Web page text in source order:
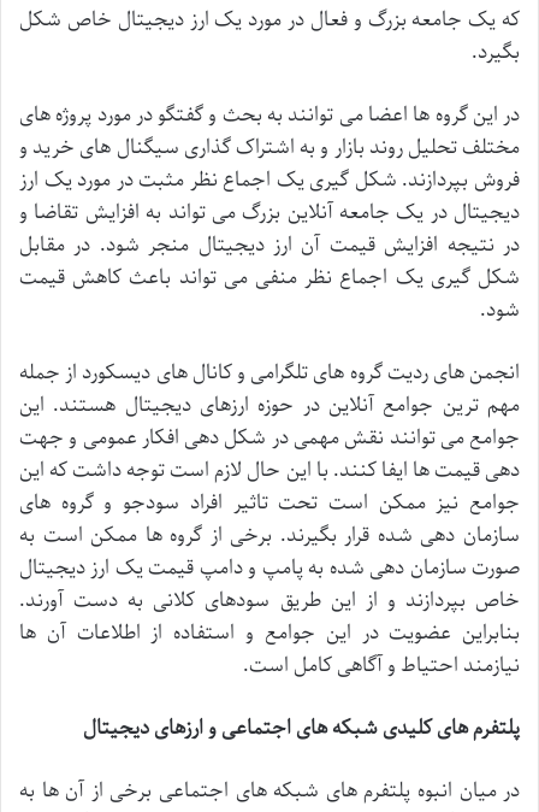
که یک جامعه بزرگ و فعال در مورد یکارز دیجیتال خاص شکل
بگیرد.
در این گروه ها اعضامی توانند به بحث وگفتگودر مورد پروژههای
مختلفتحلیلروند بازار و به اشتراکگذاری سیگنال های خرید و
فروش بپردازند. شکل گیرییک اجماع نظر مثبتدر مورد یک ارز
دیجیتال در یک جامعه آنلاین بزرگمی تواند به افزایش تقاضا و
در نتیجه افزایش قیمت آن ارز دیجیتال منجر شود. در مقابل
شکل گیری یک اجماع نظر منفی می تواند باعث کاهش قیمت
شود.
انجمنهایردیتگروه هایتلگرامی وکانال های دیسکورد از جمله
مهم ترین جوامع آنلاین در حوزه ارزهای دیجیتال هستند. این
جوامعمی توانند نقشمهمیدر شکلدهی افکار عمومی و جهت
دهیقیمتها ایفاکنند. با این حال لازماستتوجهداشتکه این
جوامع نیز ممکن است تحت تاثیر افراد سودجو و گروه های
سازمان دهی شده قرار بگیرند. برخی از گروه ها ممکن است به
صورتسازمان دهی شده بهپامپ ودامپقیمتیک ارز دیجیتال
خاص بپردازند و از این طریق سودهای کلانی به دست آورند.
بنابراین عضویت در این جوامع و استفاده از اطلاعات آن ها
نیازمند احتیاطوآگاهیکامل است.
پلتفرمهایکلیدیشبکههایاجتماعیوارزهایدیجیتال
در میان انبوه پلتفرم های شبکه های اجتماعی برخی از آن ها به